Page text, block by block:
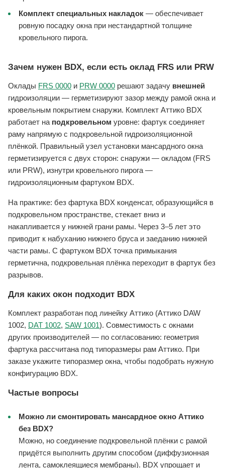
Комплект специальных накладок — обеспечивает
ровную посадку окна при нестандартной толщине
кровельного пирога.
Зачем нужен BDX, если есть оклад FRS или PRW
Оклады FRS 0000 и PRW 0000 решают задачу внешней
гидроизоляции — герметизируют зазор между рамой окна и
кровельным покрытием снаружи. Комплект Аттико BDX
работает на подкровельном уровне: фартук соединяет
раму напрямую с подкровельной гидроизоляционной
плёнкой. Правильный узел установки мансардного окна
герметизируется с двух сторон: снаружи — окладом (FRS
или PRW), изнутри кровельного пирога —
гидроизоляционным фартуком BDX.
На практике: без фартука BDX конденсат, образующийся в
подкровельном пространстве, стекает вниз и
накапливается у нижней грани рамы. Через 3–5 лет это
приводит к набуханию нижнего бруса и заеданию нижней
части рамы. С фартуком BDX точка примыкания
герметична, подкровельная плёнка переходит в фартук без
разрывов.
Для каких окон подходит BDX
Комплект разработан под линейку Аттико (Аттико DAW
1002, DAT 1002, SAW 1001). Совместимость с окнами
других производителей — по согласованию: геометрия
фартука рассчитана под типоразмеры рам Аттико. При
заказе укажите типоразмер окна, чтобы подобрать нужную
конфигурацию BDX.
Частые вопросы
Можно ли смонтировать мансардное окно Аттико
без BDX?
Можно, но соединение подкровельной плёнки с рамой
придётся выполнить другим способом (диффузионная
лента, самоклеящиеся мембраны). BDX упрощает и